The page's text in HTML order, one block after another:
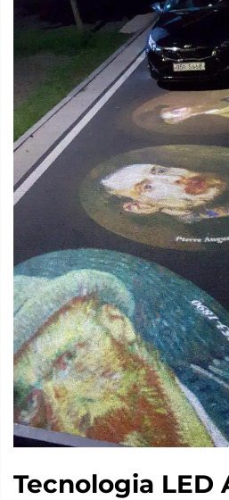
Tecnologia LED